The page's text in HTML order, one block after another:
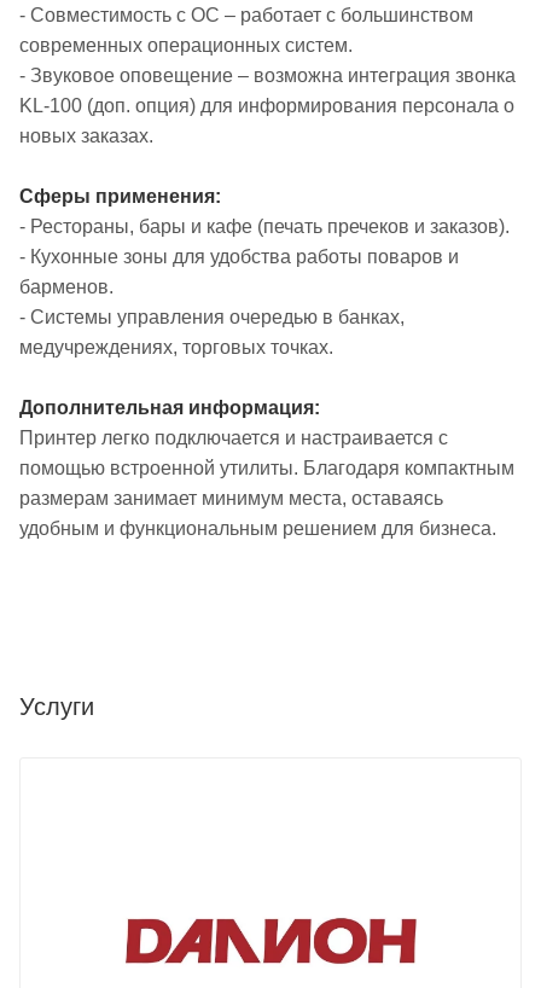
- Совместимость с ОС – работает с большинством
современных операционных систем.
- Звуковое оповещение – возможна интеграция звонка
KL-100 (доп. опция) для информирования персонала о
новых заказах.
Сферы применения:
- Рестораны, бары и кафе (печать пречеков и заказов).
- Кухонные зоны для удобства работы поваров и
барменов.
- Системы управления очередью в банках,
медучреждениях, торговых точках.
Дополнительная информация:
Принтер легко подключается и настраивается с
помощью встроенной утилиты. Благодаря компактным
размерам занимает минимум места, оставаясь
удобным и функциональным решением для бизнеса.
Услуги